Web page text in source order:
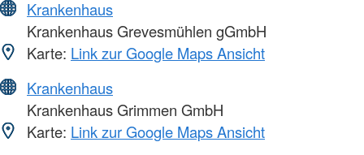
Krankenhaus
Krankenhaus Grevesmühlen gGmbH
Karte: Link zur Google Maps Ansicht
Krankenhaus
Krankenhaus Grimmen GmbH
Karte: Link zur Google Maps Ansicht